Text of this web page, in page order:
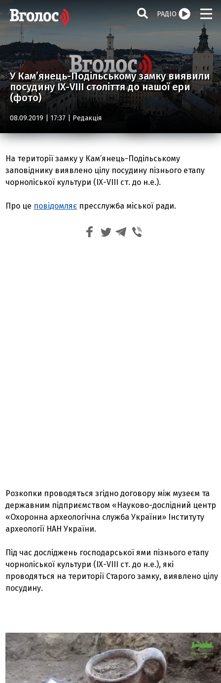
РАДІО
У Кам’янець-Подільському замку виявили
посудину ІХ-VІІІ століття до нашої ери
(фото)
08.09.2019 | 17:37 | Редакція
На території замку у Кам’янець-Подільському
заповіднику виявлено цілу посудину пізнього етапу
чорноліської культури (ІХ-VІІІ ст. до н.е.).
Про це повідомляє пресслужба міської ради.
Розкопки проводяться згідно договору між музеєм та
державним підприємством «Науково-дослідний центр
«Охоронна археологічна служба України» Інституту
археології НАН України.
Під час досліджень господарської ями пізнього етапу
чорноліської культури (ІХ-VІІІ ст. до н.е.), які
проводяться на території Старого замку, виявлено цілу
посудину.